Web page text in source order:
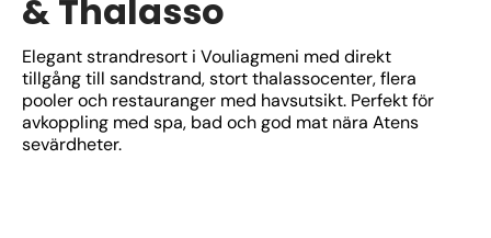
& Thalasso
Elegant strandresort i Vouliagmeni med direkt
tillgång till sandstrand, stort thalassocenter, flera
pooler och restauranger med havsutsikt. Perfekt för
avkoppling med spa, bad och god mat nära Atens
sevärdheter.